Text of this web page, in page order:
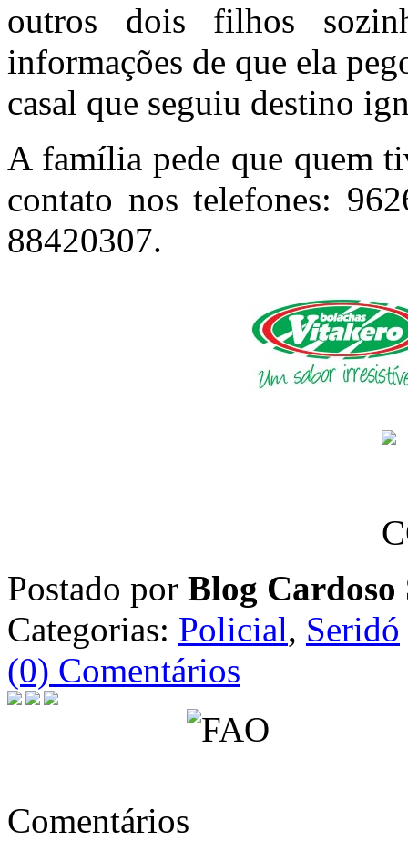
outros dois filhos
informações de que ela
casal que seguiu destino
A família pede que quem
contato nos telefones:
88420307.
Postado por Blog Cardoso
Categorias: Policial, Seridó
(0) Comentários
Comentários